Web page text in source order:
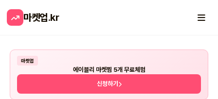
마켓업.kr
마켓업
에이블리 마켓찜 5개 무료체험
신청하기